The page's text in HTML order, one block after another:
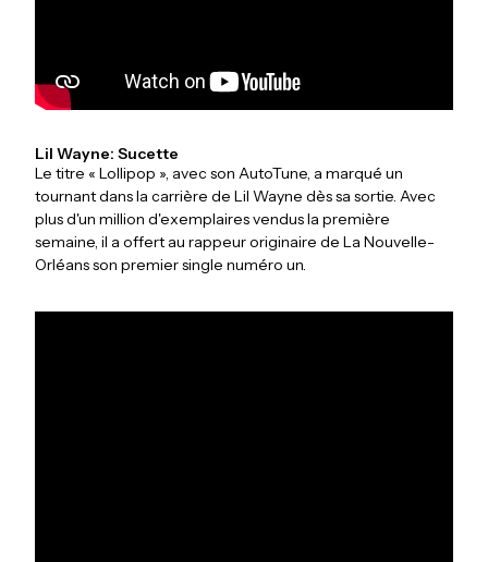
Lil Wayne: Sucette
Le titre « Lollipop », avec son AutoTune, a marqué un
tournant dans la carrière de Lil Wayne dès sa sortie. Avec
plus d'un million d'exemplaires vendus la première
semaine, il a offert au rappeur originaire de La Nouvelle-
Orléans son premier single numéro un.